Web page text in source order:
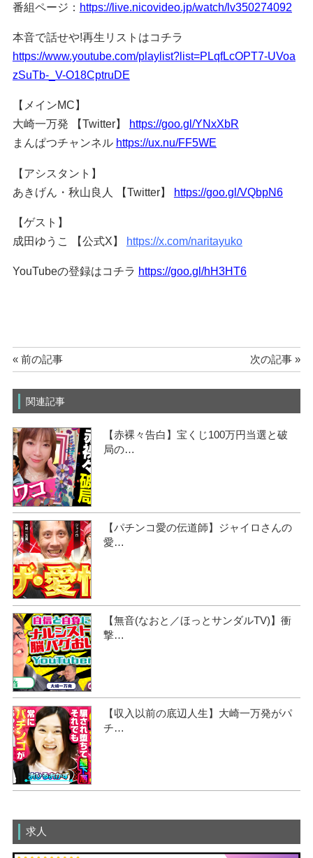
番組ページ： https://live.nicovideo.jp/watch/lv350274092
本音で話せや!再生リストはコチラ
https://www.youtube.com/playlist?list=PLqfLcOPT7-UVoa
zSuTb-_V-O18CptruDE
【メインMC】
大崎一万発 【Twitter】
https://goo.gl/YNxXbR
まんぱつチャンネル https://ux.nu/FF5WE
【アシスタント】
あきげん・秋山良人 【Twitter】 https://goo.gl/VQbpN6
【ゲスト】
成田ゆうこ 【公式X】 https://x.com/naritayuko
YouTubeの登録はコチラ https://goo.gl/hH3HT6
« 前の記事 次の記事 »
関連記事
【赤裸々告白】宝くじ100万円当選と破
局の…
【パチンコ愛の伝道師】ジャイロさんの
愛…
【無音(なおと／ほっとサンダルTV)】衝
撃…
【収入以前の底辺人生】大崎一万発がパ
チ…
求人